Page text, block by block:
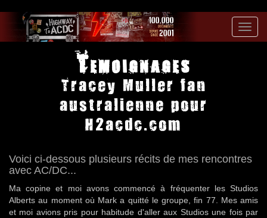
Temoignages
Tracey Muller fan
australienne pour
H2acdc.com
Voici ci-dessous plusieurs récits de mes rencontres
avec AC/DC...
Ma copine et moi avons commencé à fréquenter les Studios
Alberts au moment où Mark a quitté le groupe, fin 77. Mes amis
et moi avions pris pour habitude d'aller aux Studios une fois par